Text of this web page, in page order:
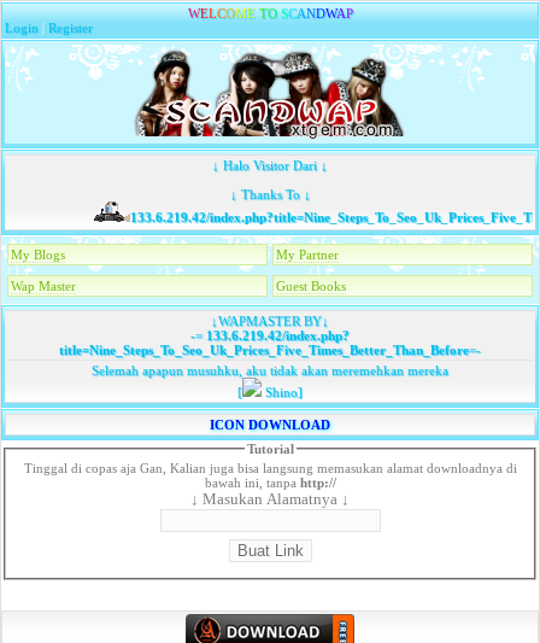
WELCOME TO SCANDWAP
Login |Register
↓ Halo Visitor Dari ↓
↓ Thanks To ↓
133.6.219.42/
My Blogs My Partner
Wap Master Guest Books
↓WAPMASTER BY↓
-=133.6.219.42/index.php?
title=Nine_Steps_To_Seo_Uk_Prices_Five_Times_Better_Than_Before=-
Selemah apapun musuhku, aku tidak akan meremehkan mereka
[
Shino]
ICON DOWNLOAD
Tutorial
Tinggal di copas aja Gan, Kalian juga bisa langsung memasukan alamat downloadnya di
bawah ini, tanpa http://
↓ Masukan Alamatnya ↓